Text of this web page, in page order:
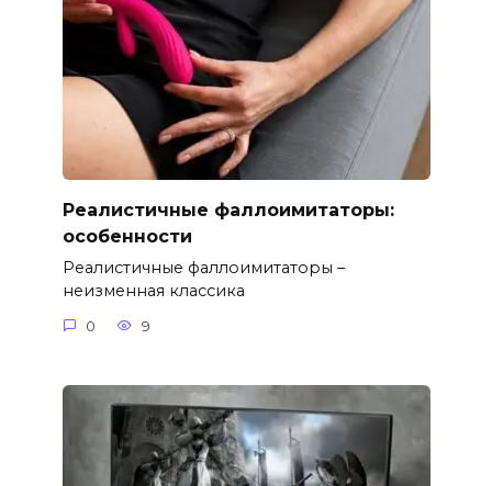
Реалистичные фаллоимитаторы:
особенности
Реалистичные фаллоимитаторы –
неизменная классика
0 9